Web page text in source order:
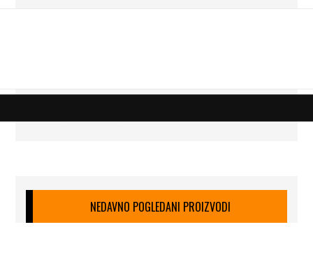
NEDAVNO POGLEDANI PROIZVODI